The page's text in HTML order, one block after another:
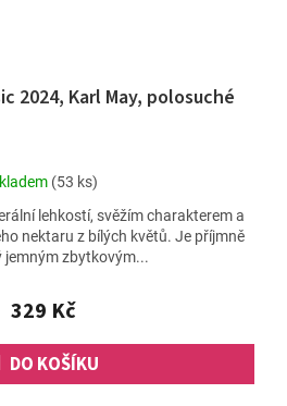
2024, Karl May, polosuché
Průměrné
produktu
je
5,0
5
hvězdiček.
(53 ks)
329 Kč
DO KOŠÍKU
lehkostí, svěžím charakterem a
nektaru z bílých květů. Je příjmně
jemným zbytkovým...